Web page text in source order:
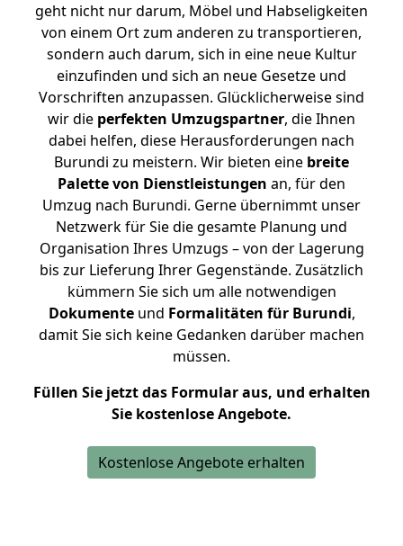
geht nicht nur darum, Möbel und Habseligkeiten
von einem Ort zum anderen zu transportieren,
sondern auch darum, sich in eine neue Kultur
einzufinden und sich an neue Gesetze und
Vorschriften anzupassen. Glücklicherweise sind
wir die perfekten Umzugspartner, die Ihnen
dabei helfen, diese Herausforderungen nach
Burundi zu meistern. Wir bieten eine breite
Palette von Dienstleistungen an, für den
Umzug nach Burundi. Gerne übernimmt unser
Netzwerk für Sie die gesamte Planung und
Organisation Ihres Umzugs – von der Lagerung
bis zur Lieferung Ihrer Gegenstände. Zusätzlich
kümmern Sie sich um alle notwendigen
Dokumenteund Formalitäten für Burundi,
damit Sie sich keine Gedanken darüber machen
müssen.
Füllen Sie jetzt das Formular aus, und erhalten
Sie kostenlose Angebote.
Kostenlose Angebote erhalten